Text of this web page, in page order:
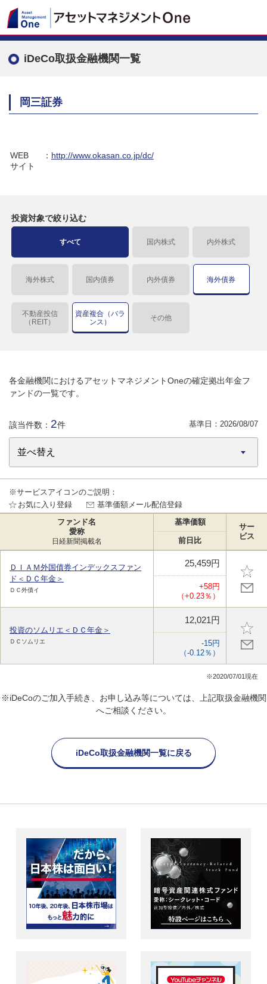
iDeCo取扱金融機関一覧
岡三証券
WEB
サイト
： http://www.okasan.co.jp/dc/
投資対象で絞り込む
すべて 国内株式 内外株式
海外株式 国内債券 内外債券 海外債券
不動産投信
（REIT）
資産複合（バラ
ンス）
その他
各金融機関におけるアセットマネジメントOneの確定拠出年金フ
ァンドの一覧です。
該当件数： 2件 基準日： 2026/08/07
※サービスアイコンのご説明：
お気に入り登録
基準価額メール配信登録
ファンド名
愛称
日経新聞掲載名
基準価額
サー
ビス
前日比
ＤＩＡＭ外国債券インデックスファン
ド＜ＤＣ年金＞
ＤＣ外債イ
25,459円
+58円
（+0.23％）
投資のソムリエ＜ＤＣ年金＞
ＤＣソムリエ
12,021円
-15円
（-0.12％）
※2020/07/01現在
※iDeCoのご加入手続き、お申し込み等については、上記取扱金融機関
へご相談ください。
iDeCo取扱金融機関一覧に戻る